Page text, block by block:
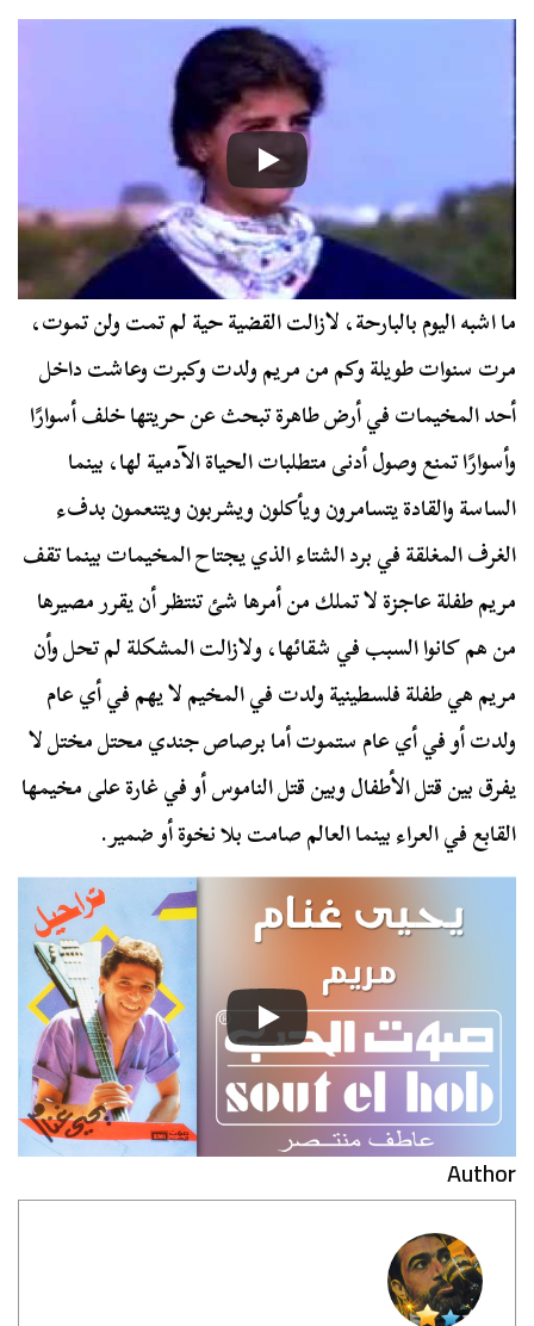
ما اشبه اليوم بالبارحة، لازالت القضية حية لم تمت ولن تموت،
مرت سنوات طويلة وكم من مريم ولدت وكبرت وعاشت داخل
أحد المخيمات في أرض طاهرة تبحث عن حريتها خلف أسوارًا
وأسوارًا تمنع وصول أدنى متطلبات الحياة الآدمية لها، بينما
الساسة والقادة يتسامرون ويأكلون ويشربون ويتنعمون بدفء
الغرف المغلقة في برد الشتاء الذي يجتاح المخيمات بينما تقف
مريم طفلة عاجزة لا تملك من أمرها شئ تنتظر أن يقرر مصيرها
من هم كانوا السبب في شقائها، ولازالت المشكلة لم تحل وأن
مريم هي طفلة فلسطينية ولدت في المخيم لا يهم في أي عام
ولدت أو في أي عام ستموت أما برصاص جندي محتل مختل لا
يفرق بين قتل الأطفال وبين قتل الناموس أو في غارة على مخيمها
القابع في العراء بينما العالم صامت بلا نخوة أو ضمير.
Author